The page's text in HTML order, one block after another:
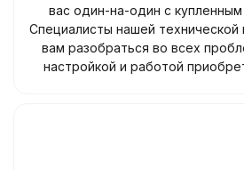
вас один-на-один с
Специалисты нашей
вам разобраться во всех
настройкой и работой